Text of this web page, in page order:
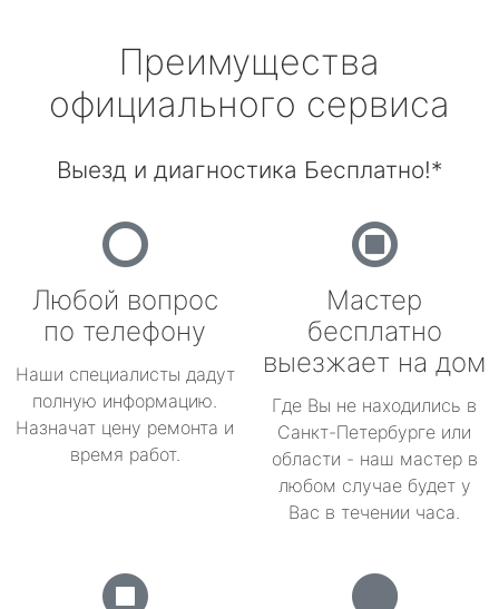
Преимущества
официального сервиса
Выезд и диагностика Бесплатно!*
Любой вопрос
по телефону
Наши специалисты дадут
полную информацию.
Назначат цену ремонта и
время работ.
Мастер
бесплатно
выезжает на дом
Где Вы не находились в
Санкт-Петербурге или
области - наш мастер в
любом случае будет у
Вас в течении часа.